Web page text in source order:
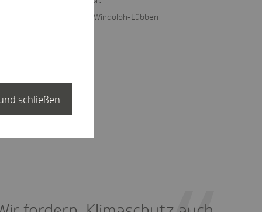
Dr. Sarah Elena Windolph-Lübben
schließen